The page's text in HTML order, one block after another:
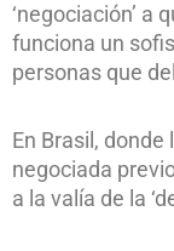
‘negociación’ a
funciona un
personas que
En Brasil, donde
negociada
a la valía de la